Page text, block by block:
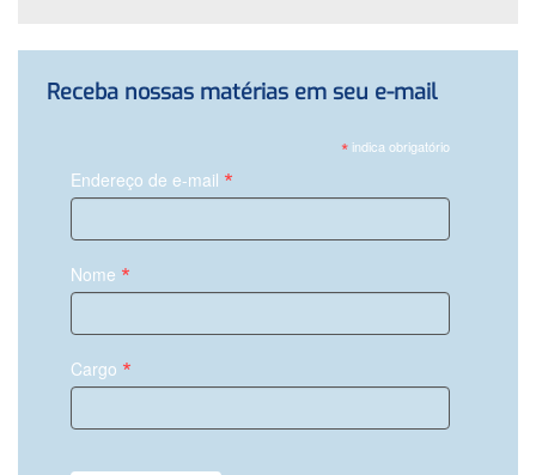
Receba nossas matérias em seu e-mail
*indica obrigatório
Endereço de e-mail *
Nome *
Cargo *